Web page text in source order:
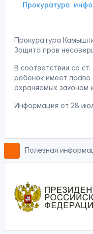
Прокуратура
Прокуратура
Защита прав
В соответствии со
ребенок имеет право
охраняемых законом
Информация от 28
Полезная